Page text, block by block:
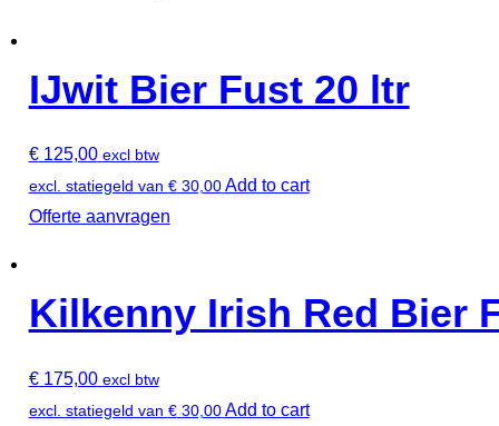
IJwit Bier Fust 20 ltr
€125,00 excl btw
excl. statiegeld van €30,00 Add to cart
Offerte aanvragen
Kilkenny Irish Red Bier
€175,00 excl btw
excl. statiegeld van €30,00 Add to cart